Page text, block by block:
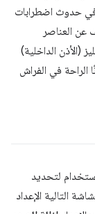
في حدوث اضطرابات
عن العناصر
(الأذن الداخلية)
الراحة في الفراش
لتحديد
التالية الإعداد